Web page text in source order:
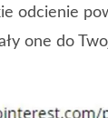
odcienie
one do